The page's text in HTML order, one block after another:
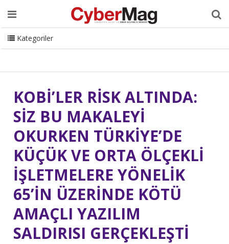
Ana Sayfa Hakkımızda Dergi Editörden
Danışmanlık
ISC Turkey Sizden Gelenler
İletişim
CyberMag Logo
Kategoriler
KOBİ’LER RİSK ALTINDA:
SİZ BU MAKALEYİ
OKURKEN TÜRKİYE’DE
KÜÇÜK VE ORTA ÖLÇEKLİ
İŞLETMELERE YÖNELİK
65’İN ÜZERİNDE KÖTÜ
AMAÇLI YAZILIM
SALDIRISI GERÇEKLEŞTİ